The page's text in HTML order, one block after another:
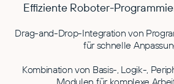
Effiziente Roboter-
Drag-and-Drop-Integration von
für schnelle
Kombination von Basis-, Logik-,